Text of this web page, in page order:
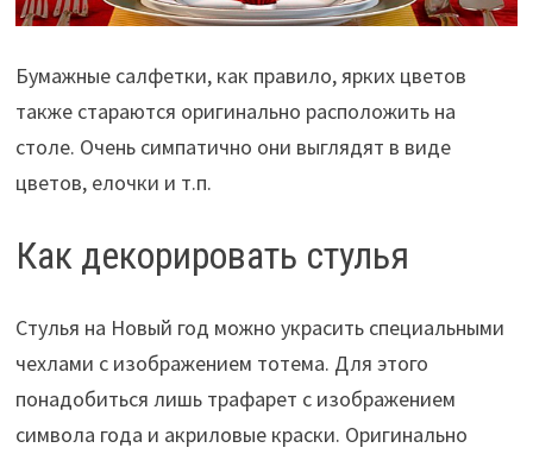
Бумажные салфетки, как правило, ярких цветов
также стараются оригинально расположить на
столе. Очень симпатично они выглядят в виде
цветов, елочки и т.п.
Как декорировать стулья
Стулья на Новый год можно украсить специальными
чехлами с изображением тотема. Для этого
понадобиться лишь трафарет с изображением
символа года и акриловые краски. Оригинально